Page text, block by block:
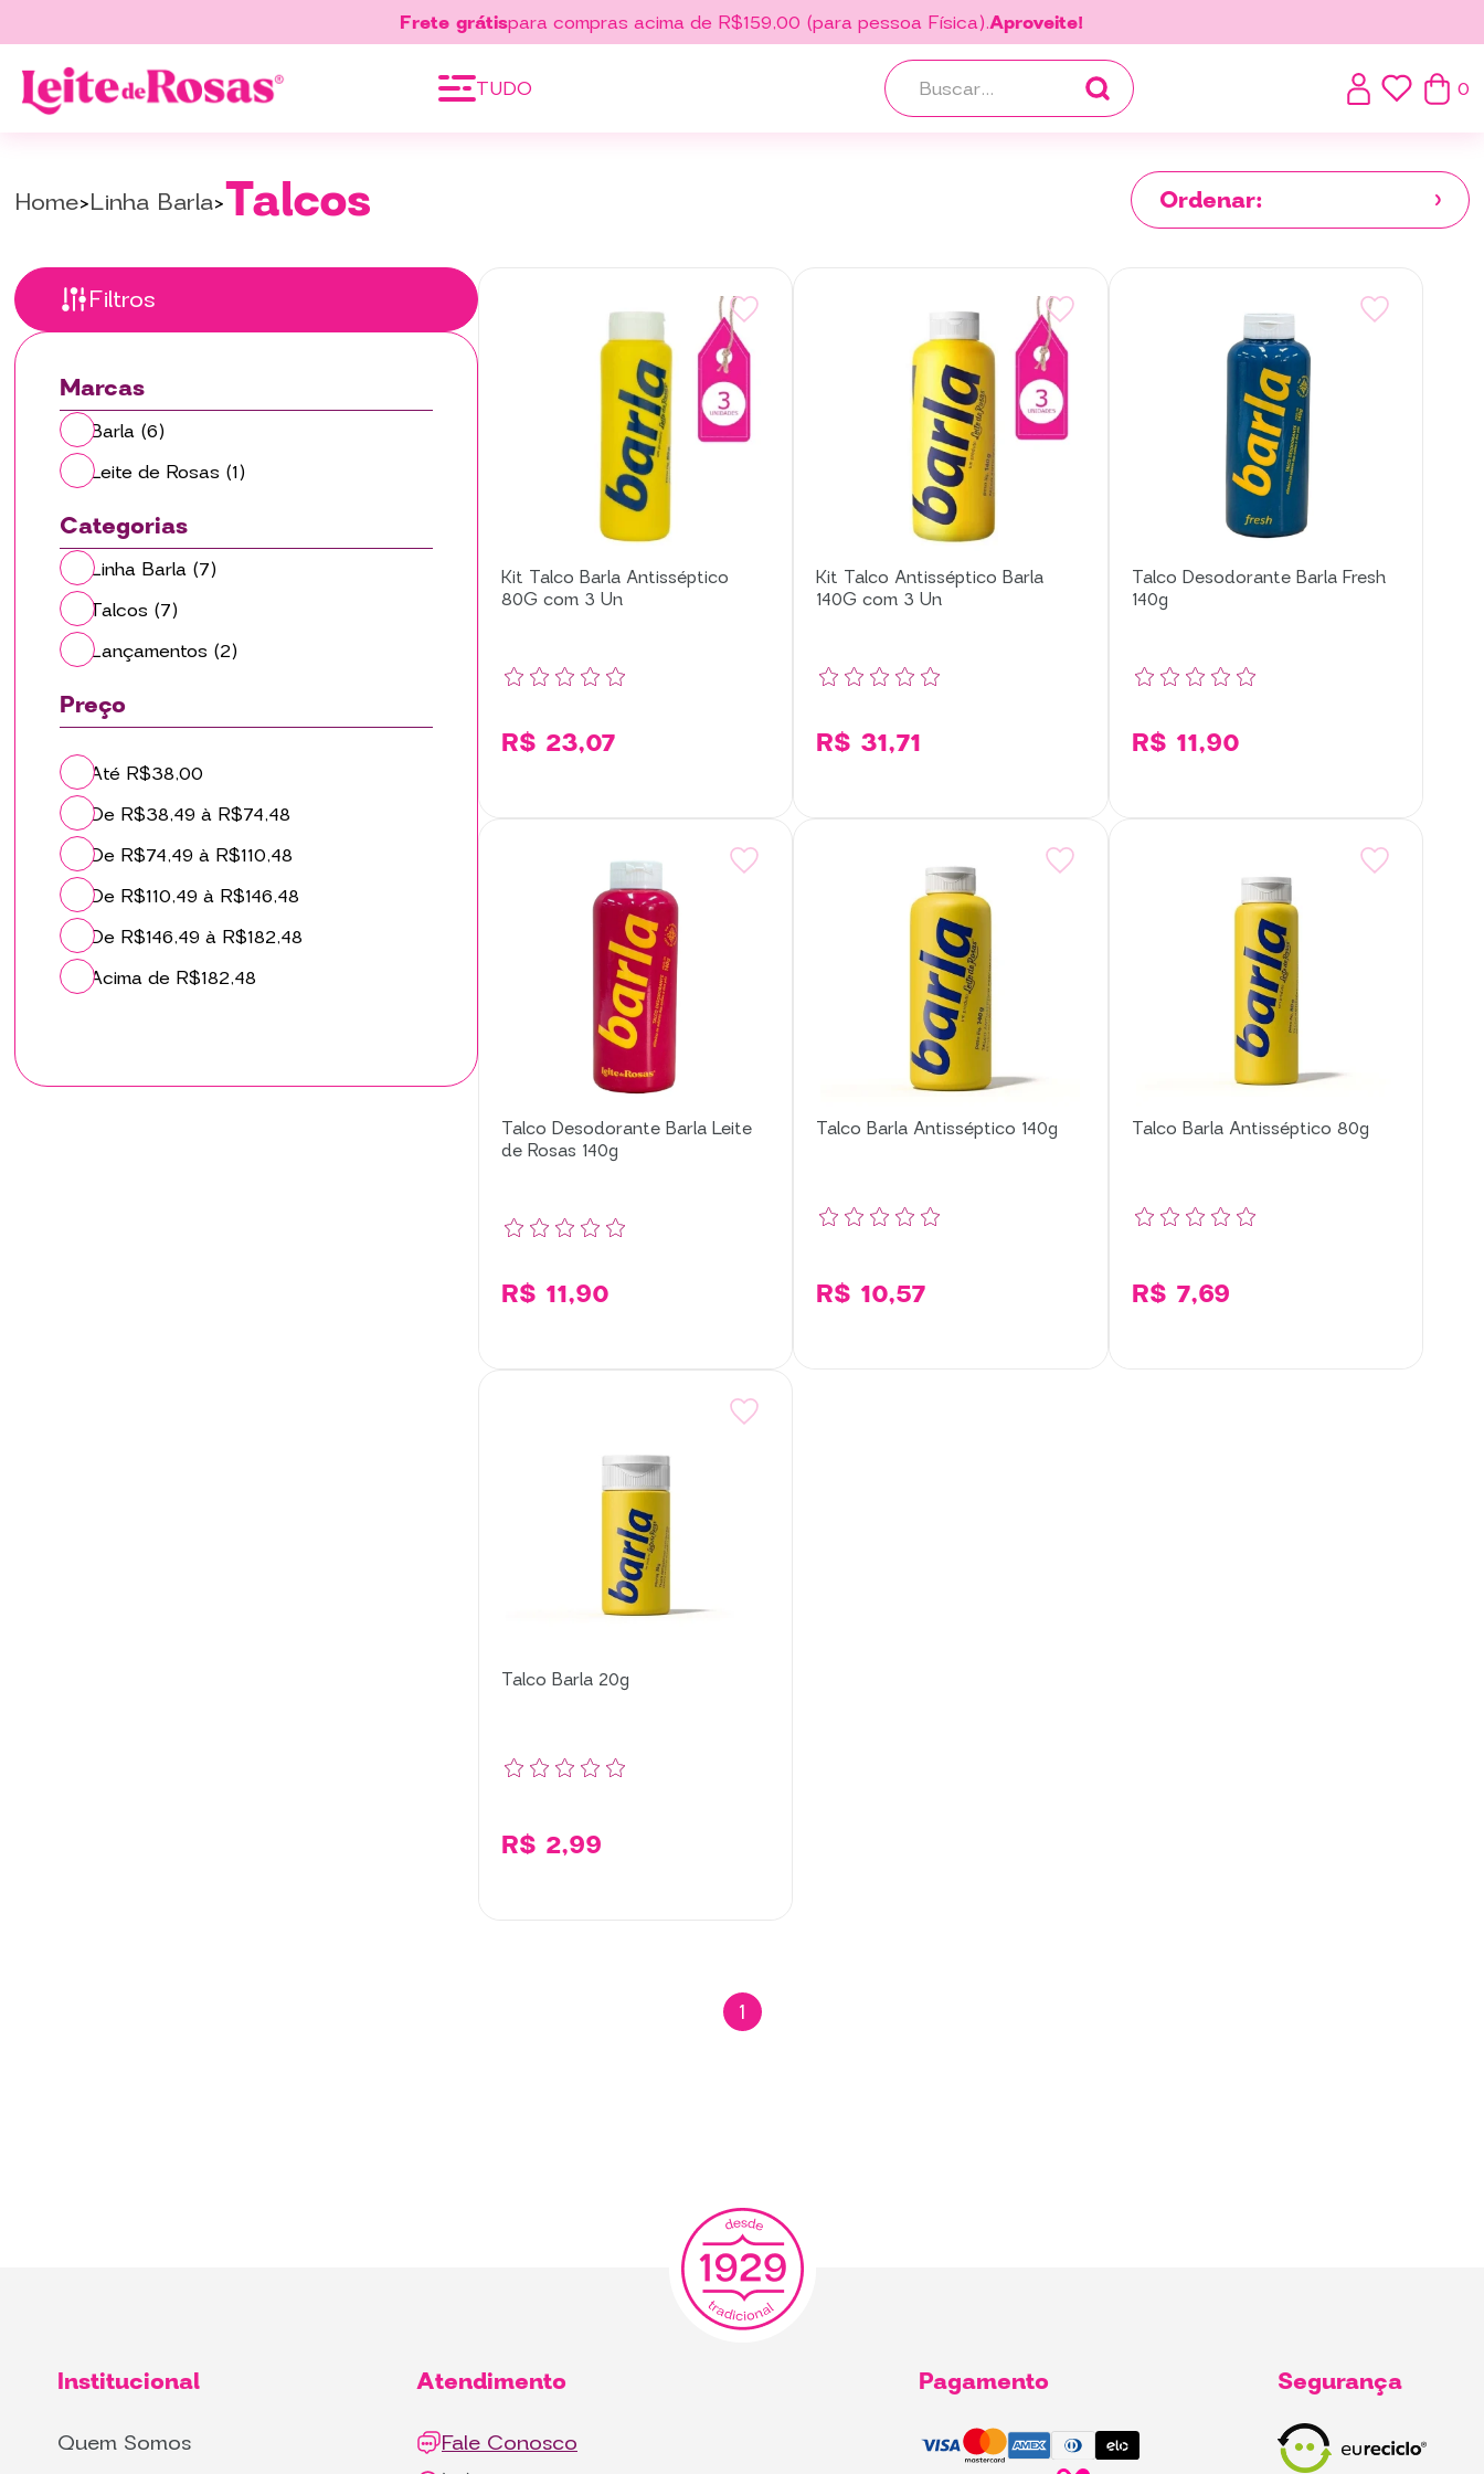
Frete grátispara compras acima de R$159,00 (para pessoa Física).Aproveite!
TUDO
0
Home Linha Barla Talcos
Ordenar:
Filtros
Marcas
Barla(6)
Leite de Rosas(1)
Categorias
Linha Barla(7)
Talcos(7)
Lançamentos(2)
Preço
Até R$38,00
De R$38,49 à R$74,48
De R$74,49 à R$110,48
De R$110,49 à R$146,48
De R$146,49 à R$182,48
Acima de R$182,48
Kit Talco Barla Antisséptico
80G com 3 Un
R$ 23,07
Kit Talco Antisséptico Barla
140G com 3 Un
R$ 31,71
Talco Desodorante Barla Fresh
140g
R$ 11,90
Talco Desodorante Barla Leite
de Rosas 140g
R$ 11,90
Talco Barla Antisséptico 140g
R$ 10,57
Talco Barla Antisséptico 80g
R$ 7,69
Talco Barla 20g
R$ 2,99
1
Institucional
Quem Somos
Atendimento
Fale Conosco
Pagamento Segurança